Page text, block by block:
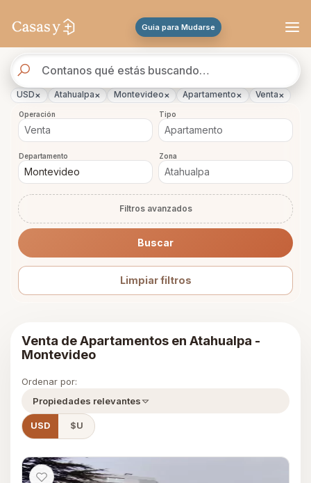
Guia para Mudarse
de
propiedades
USD× Atahualpa× Montevideo× Apartamento× Venta×
Operación Tipo
Departamento Zona
Filtros avanzados
Buscar
Limpiar filtros
Venta de Apartamentos en Atahualpa -
Montevideo
Ordenar por:
Propiedades relevantes
USD $U